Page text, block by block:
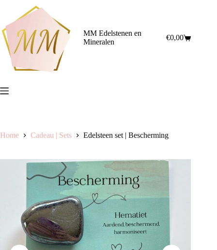
inhoud
MM Edelstenen en
Mineralen
Winkelwagen
€0,00
Home Cadeau | Sets Edelsteen set | Bescherming